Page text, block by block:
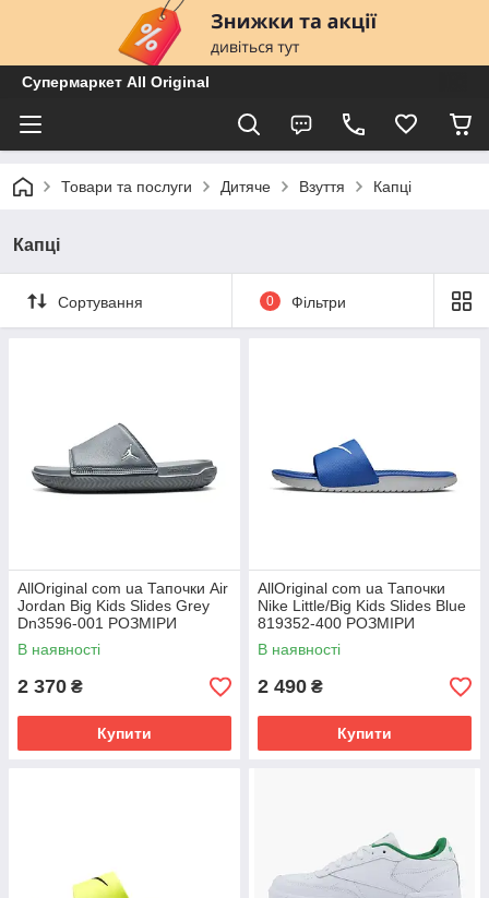
Супермаркет All Original
Товари та послуги Дитяче Взуття Капці
Капці
Сортування 0 Фільтри
AllOriginal com ua Тапочки Air
Jordan Big Kids Slides Grey
Dn3596-001 РОЗМІРИ
ЗАПІТУЙТЕ
В наявності
2 370 ₴
Купити
AllOriginal com ua Тапочки
Nike Little/Big Kids Slides Blue
819352-400 РОЗМІРИ
ЗАПІТУЙТЕ
В наявності
2 490 ₴
Купити